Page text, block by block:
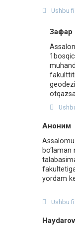
Ushbu
Зафар
Аноним
yordam
Ushbu